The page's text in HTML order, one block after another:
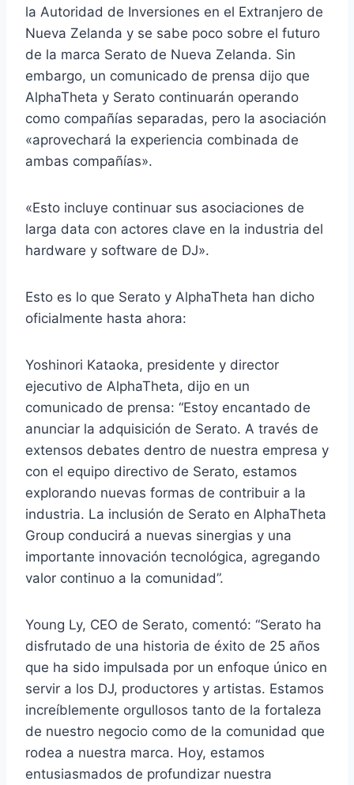
la Autoridad de Inversiones en el Extranjero de
Nueva Zelanda y se sabe poco sobre el futuro
de la marca Serato de Nueva Zelanda. Sin
embargo, un comunicado de prensa dijo que
AlphaTheta y Serato continuarán operando
como compañías separadas, pero la asociación
«aprovechará la experiencia combinada de
ambas compañías».
«Esto incluye continuar sus asociaciones de
larga data con actores clave en la industria del
hardware y software de DJ».
Esto es lo que Serato y AlphaTheta han dicho
oficialmente hasta ahora:
Yoshinori Kataoka, presidente y director
ejecutivo de AlphaTheta, dijo en un
comunicado de prensa: “Estoy encantado de
anunciar la adquisición de Serato. A través de
extensos debates dentro de nuestra empresa y
con el equipo directivo de Serato, estamos
explorando nuevas formas de contribuir a la
industria. La inclusión de Serato en AlphaTheta
Group conducirá a nuevas sinergias y una
importante innovación tecnológica, agregando
valor continuo a la comunidad”.
Young Ly, CEO de Serato, comentó: “Serato ha
disfrutado de una historia de éxito de 25 años
que ha sido impulsada por un enfoque único en
servir a los DJ, productores y artistas. Estamos
increíblemente orgullosos tanto de la fortaleza
de nuestro negocio como de la comunidad que
rodea a nuestra marca. Hoy, estamos
entusiasmados de profundizar nuestra